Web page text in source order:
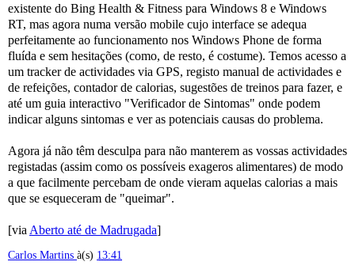
existente do Bing Health & Fitness para Windows 8 e Windows
RT, mas agora numa versão mobile cujo interface se adequa
perfeitamente ao funcionamento nos Windows Phone de forma
fluída e sem hesitações (como, de resto, é costume). Temos acesso a
um tracker de actividades via GPS, registo manual de actividades e
de refeições, contador de calorias, sugestões de treinos para fazer, e
até um guia interactivo "Verificador de Sintomas" onde podem
indicar alguns sintomas e ver as potenciais causas do problema.
Agora já não têm desculpa para não manterem as vossas actividades
registadas (assim como os possíveis exageros alimentares) de modo
a que facilmente percebam de onde vieram aquelas calorias a mais
que se esqueceram de "queimar".
[via Aberto até de Madrugada]
Carlos Martins à(s) 13:41